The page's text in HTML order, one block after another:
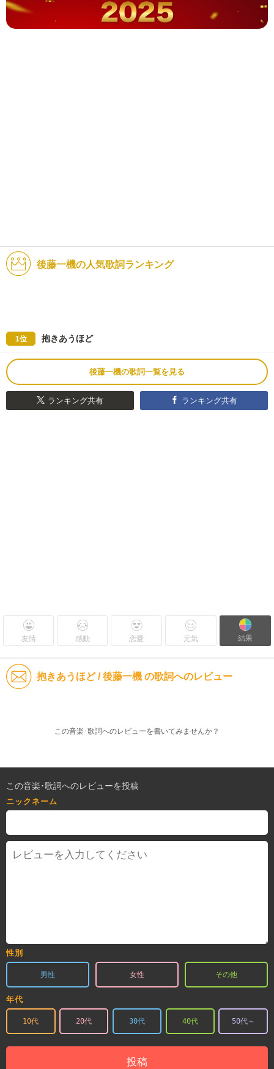
後藤一機の人気歌詞ランキング
1位 抱きあうほど
後藤一機の歌詞一覧を見る
ランキング共有 ランキング共有
友情 感動 恋愛 元気 結果
抱きあうほど / 後藤一機 の歌詞へのレビュー
この音楽･歌詞へのレビューを書いてみませんか？
この音楽･歌詞へのレビューを投稿
ニックネーム
性別
男性 女性 その他
年代
10代 20代 30代 40代 50代～
投稿